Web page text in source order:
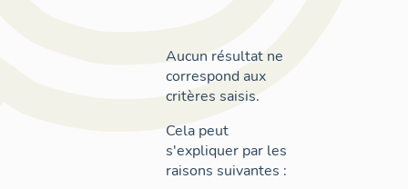
Aucun résultat ne
correspond aux
critères saisis.
Cela peut
s'expliquer par les
raisons suivantes :